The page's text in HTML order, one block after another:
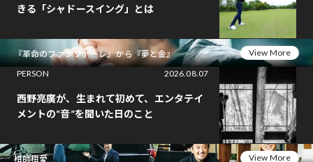
きる「シャドースイング」とは
『革命のファンファーレ』から『夢と金』
View More
PERSON
2026.08.07
西野亮廣が、生まれて初めて、エンタテイ
メントの“音”を聞いた日のこと
相師相愛
View More